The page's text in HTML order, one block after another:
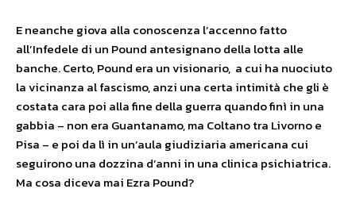
E neanche giova alla conoscenza l’accenno fatto
all’Infedele di un Pound antesignano della lotta alle
banche. Certo, Pound era un visionario, a cui ha nuociuto
la vicinanza al fascismo, anzi una certa intimità che gli è
costata cara poi alla fine della guerra quando finì in una
gabbia – non era Guantanamo, ma Coltano tra Livorno e
Pisa – e poi da lì in un’aula giudiziaria americana cui
seguirono una dozzina d’anni in una clinica psichiatrica.
Ma cosa diceva mai Ezra Pound?